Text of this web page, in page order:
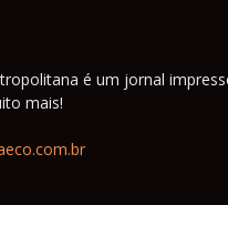
é um jornal
mais!